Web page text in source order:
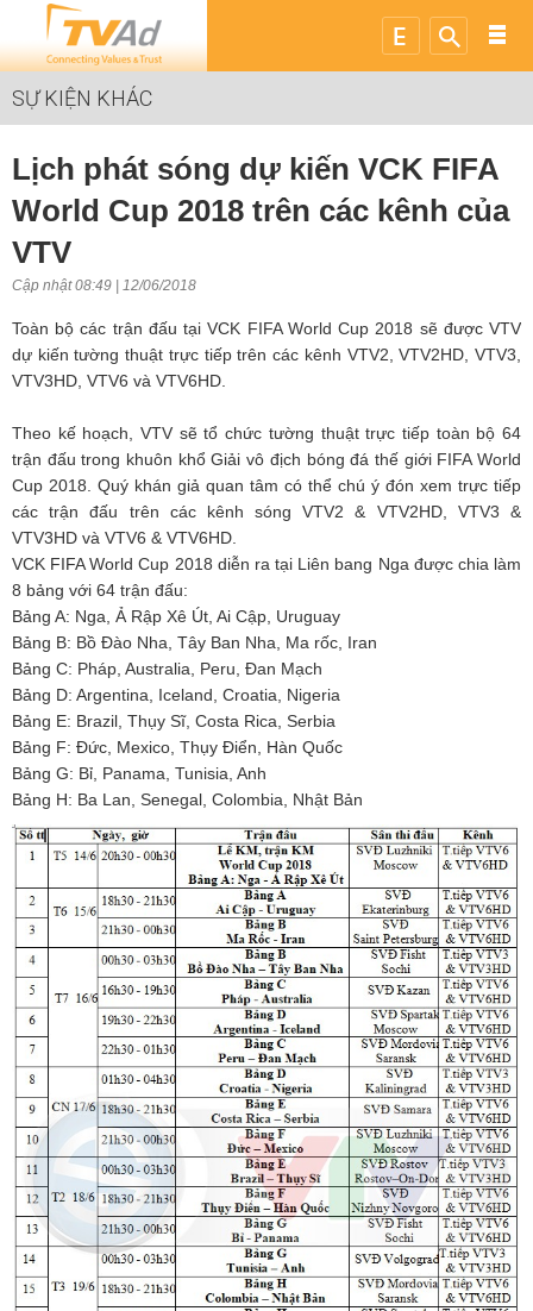
SỰ KIỆN KHÁC
Lịch phát sóng dự kiến VCK FIFA
World Cup 2018 trên các kênh của
VTV
Cập nhật 08:49 | 12/06/2018
Toàn bộ các trận đấu tại VCK FIFA World Cup 2018 sẽ được VTV
dự kiến tường thuật trực tiếp trên các kênh VTV2, VTV2HD, VTV3,
VTV3HD, VTV6 và VTV6HD.
Theo kế hoạch, VTV sẽ tổ chức tường thuật trực tiếp toàn bộ 64
trận đấu trong khuôn khổ Giải vô địch bóng đá thế giới FIFA World
Cup 2018. Quý khán giả quan tâm có thể chú ý đón xem trực tiếp
các trận đấu trên các kênh sóng VTV2 & VTV2HD, VTV3 &
VTV3HD và VTV6 & VTV6HD.
VCK FIFA World Cup 2018 diễn ra tại Liên bang Nga được chia làm
8 bảng với 64 trận đấu:
Bảng A: Nga, Ả Rập Xê Út, Ai Cập, Uruguay
Bảng B: Bồ Đào Nha, Tây Ban Nha, Ma rốc, Iran
Bảng C: Pháp, Australia, Peru, Đan Mạch
Bảng D: Argentina, Iceland, Croatia, Nigeria
Bảng E: Brazil, Thụy Sĩ, Costa Rica, Serbia
Bảng F: Đức, Mexico, Thụy Điển, Hàn Quốc
Bảng G: Bỉ, Panama, Tunisia, Anh
Bảng H: Ba Lan, Senegal, Colombia, Nhật Bản